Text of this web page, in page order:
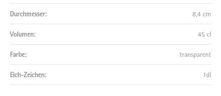
Durchmesser: 8,4 cm
Volumen: 45 cl
Farbe: transparent
Eich-Zeichen: 1dl